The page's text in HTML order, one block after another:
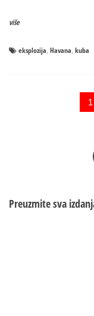
više
eksplozija, Havana, kuba
1
Preuzmite sva